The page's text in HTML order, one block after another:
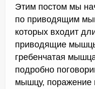
Этим постом мы
по приводящим
которых входит
приводящие
гребенчатая
подробно
мышцу, поражение